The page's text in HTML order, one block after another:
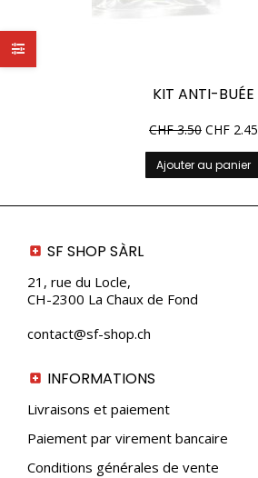
KIT ANTI-BUÉE
CHF3.50 CHF 2.45
Ajouter au panier
SF SHOP SÀRL
21, rue du Locle,
CH-2300 La Chaux de Fond
contact@sf-shop.ch
INFORMATIONS
Livraisons et paiement
Paiement par virement bancaire
Conditions générales de vente